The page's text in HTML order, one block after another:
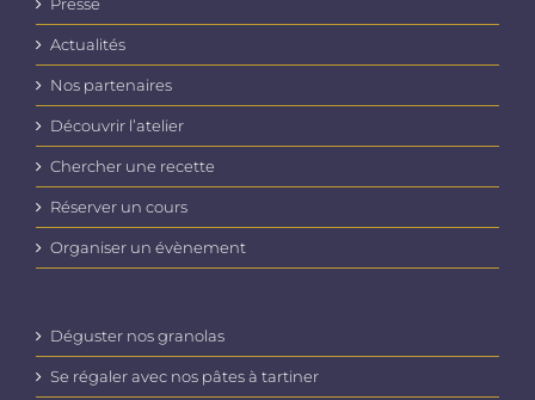
Actualités
Nos partenaires
Découvrir l’atelier
Chercher une recette
Réserver un cours
Organiser un évènement
Déguster nos granolas
Se régaler avec nos pâtes à tartiner